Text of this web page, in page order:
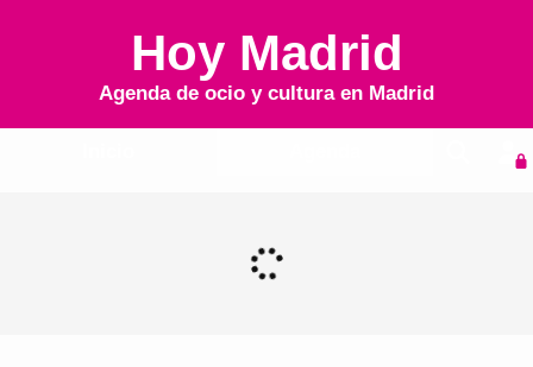
Hoy Madrid
Agenda de ocio y cultura en Madrid